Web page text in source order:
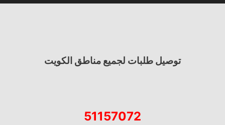
توصيل طلبات لجميع مناطق الكويت
51157072